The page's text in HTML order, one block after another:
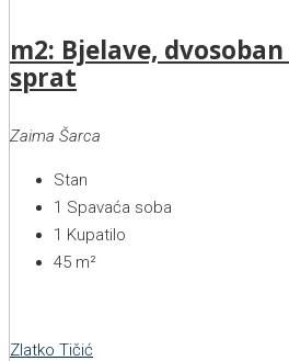
m2: Bjelave,
sprat
Zaima Šarca
Stan
1 Spavaća soba
1 Kupatilo
45 m²
Zlatko Tičić